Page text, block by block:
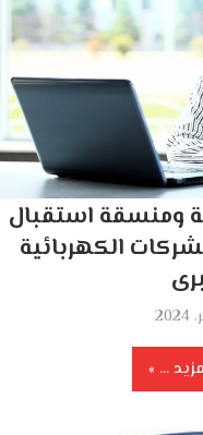
ومنسقة استقبال
الكهربائية
...